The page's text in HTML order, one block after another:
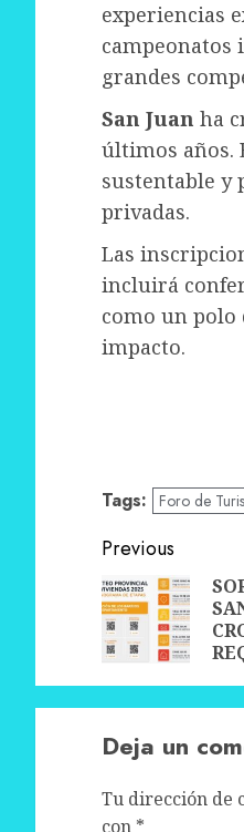
experiencias
campeonatos
grandes
San Juan ha
últimos años.
sustentable y
privadas.
Las
incluirá
como un polo
impacto.
Tags: Foro de
Post
navigation
Previous
Deja un
Tu dirección de
con *